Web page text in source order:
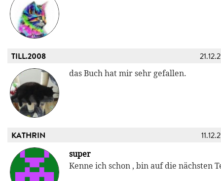
TILL.2008
das Buch hat mir sehr gefallen.
KATHRIN
super
Kenne ich schon , bin auf die nächsten